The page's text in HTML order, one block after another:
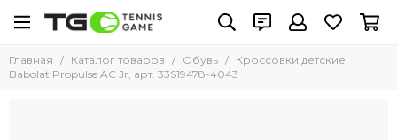
Главная Каталог товаров Обувь
Кроссовки детские
Babolat Propulse AC Jr, арт. 33S19478-4043